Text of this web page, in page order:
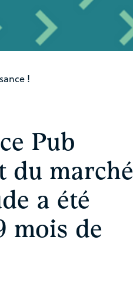
!
Pub
du marché
a été
mois de